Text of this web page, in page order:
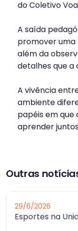
do Coletivo
A saída
promover uma
além da
detalhes que
A vivência
ambiente
papéis em que
aprender
Outras
29/6/2026
Esportes na